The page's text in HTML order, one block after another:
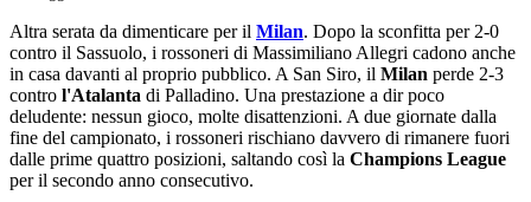
Altra serata da dimenticare per il Milan. Dopo la sconfitta per 2-0
contro il Sassuolo, i rossoneri di Massimiliano Allegri cadono anche
in casa davanti al proprio pubblico. A San Siro, il Milan perde 2-3
contro l'Atalanta di Palladino. Una prestazione a dir poco
deludente: nessun gioco, molte disattenzioni. A due giornate dalla
fine del campionato, i rossoneri rischiano davvero di rimanere fuori
dalle prime quattro posizioni, saltando così la Champions League
per il secondo anno consecutivo.